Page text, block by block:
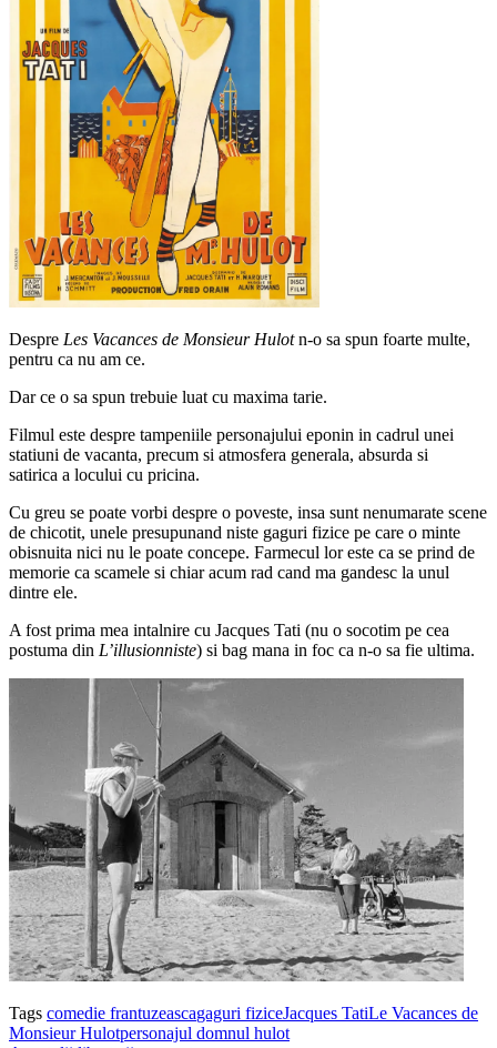
Despre Les Vacances de Monsieur Hulotn-o sa spun foarte multe,
pentru ca nu am ce.
Dar ce o sa spun trebuie luat cu maxima tarie.
Filmul este despre tampeniile personajului eponin in cadrul unei
statiuni de vacanta, precum si atmosfera generala, absurda si
satirica a locului cu pricina.
Cu greu se poate vorbi despre o poveste, insa sunt nenumarate scene
de chicotit, unele presupunand niste gaguri fizice pe care o minte
obisnuita nici nu le poate concepe. Farmecul lor este ca se prind de
memorie ca scamele si chiar acum rad cand ma gandesc la unul
dintre ele.
A fost prima mea intalnire cu Jacques Tati (nu o socotim pe cea
postuma din L’illusionniste) si bag mana in foc ca n-o sa fie ultima.
Tags comedie frantuzeascagaguri fiziceJacques TatiLe Vacances de
Monsieur Hulotpersonajul domnul hulot